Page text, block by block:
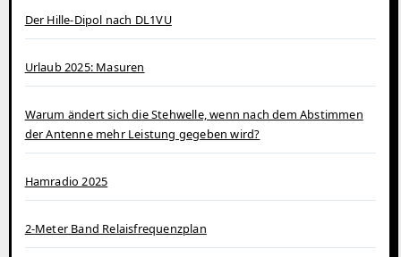
Der Hille-Dipol nach DL1VU
Urlaub 2025: Masuren
Warum ändert sich die Stehwelle, wenn nach dem Abstimmen
der Antenne mehr Leistung gegeben wird?
Hamradio 2025
2-Meter Band Relaisfrequenzplan